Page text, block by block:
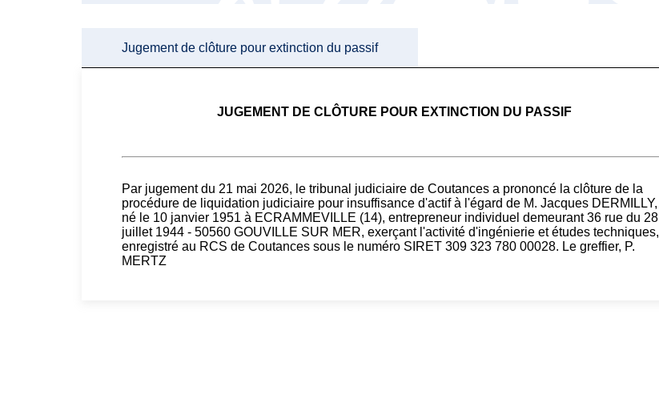
Jugement de clôture pour extinction du passif
JUGEMENT DE CLÔTURE POUR EXTINCTION DU PASSIF
Par jugement du 21 mai 2026, le tribunal judiciaire de Coutances a prononcé la clôture de la
procédure de liquidation judiciaire pour insuffisance d'actif à l'égard de M. Jacques DERMILLY,
né le 10 janvier 1951 à ECRAMMEVILLE (14), entrepreneur individuel demeurant 36 rue du 28
juillet 1944 - 50560 GOUVILLE SUR MER, exerçant l'activité d'ingénierie et études techniques,
enregistré au RCS de Coutances sous le numéro SIRET 309 323 780 00028. Le greffier, P.
MERTZ